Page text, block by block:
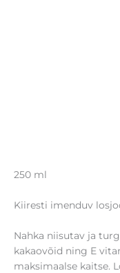
250 ml
Kiiresti imenduv
Nahka niisutav ja
kakaovõid ning E
maksimaalse kaitse.